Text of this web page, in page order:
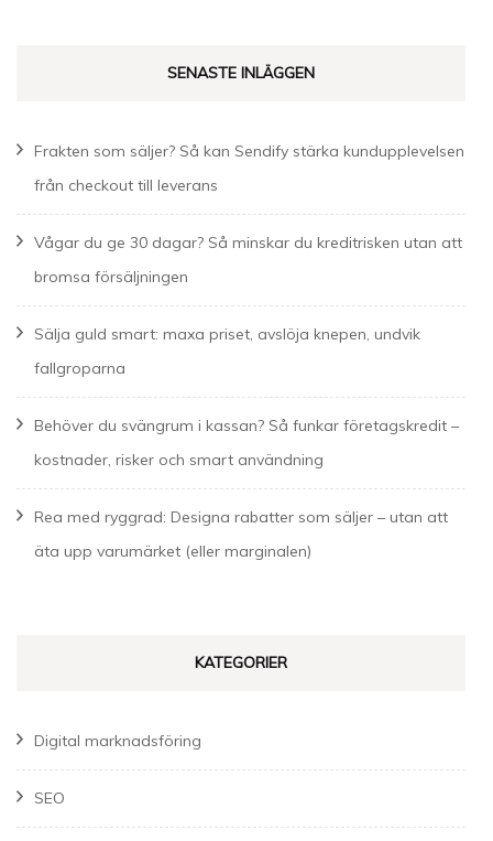
SENASTE INLÄGGEN
Frakten som säljer? Så kan Sendify stärka kundupplevelsen
från checkout till leverans
Vågar du ge 30 dagar? Så minskar du kreditrisken utan att
bromsa försäljningen
Sälja guld smart: maxa priset, avslöja knepen, undvik
fallgroparna
Behöver du svängrum i kassan? Så funkar företagskredit –
kostnader, risker och smart användning
Rea med ryggrad: Designa rabatter som säljer – utan att
äta upp varumärket (eller marginalen)
KATEGORIER
Digital marknadsföring
SEO